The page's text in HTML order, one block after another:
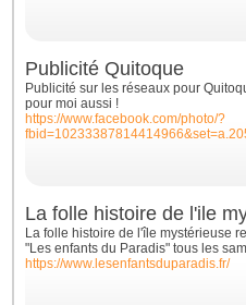
Publicité Quitoque
Publicité sur les réseaux pour
pour moi aussi !
https://www.facebook.com/photo/?
La folle histoire de l'ile
La folle histoire de l'île mystérieuse
"Les enfants du Paradis" tous les
https://www.lesenfantsduparadis.fr/